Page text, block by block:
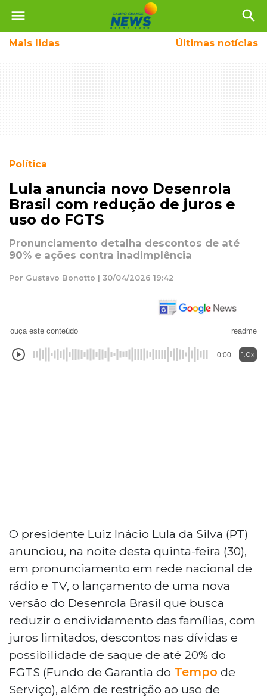
menu search
Mais lidas Últimas notícias
Política
Lula anuncia novo Desenrola
Brasil com redução de juros e
uso do FGTS
Pronunciamento detalha descontos de até
90% e ações contra inadimplência
Por Gustavo Bonotto | 30/04/2026 19:42
ouça este conteúdo readme
0:00 1.0x
O presidente Luiz Inácio Lula da Silva (PT)
anunciou, na noite desta quinta-feira (30),
em pronunciamento em rede nacional de
rádio e TV, o lançamento de uma nova
versão do Desenrola Brasil que busca
reduzir o endividamento das famílias, com
juros limitados, descontos nas dívidas e
possibilidade de saque de até 20% do
FGTS (Fundo de Garantia do Tempo de
Serviço), além de restrição ao uso de